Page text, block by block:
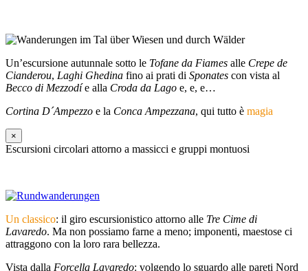
Un’escursione autunnale sotto le Tofane da Fiames alle Crepe de
Cianderou, Laghi Ghedina fino ai prati di Sponates con vista al
Becco di Mezzodíe alla Croda da Lago e, e, e…
Cortina D´Ampezzo e la Conca Ampezzana, qui tutto è magia
×
Escursioni circolari attorno a massicci e gruppi montuosi
Un classico: il giro escursionistico attorno alle Tre Cime di
Lavaredo. Ma non possiamo farne a meno; imponenti, maestose ci
attraggono con la loro rara bellezza.
Vista dalla Forcella Lavaredo: volgendo lo sguardo alle pareti Nord